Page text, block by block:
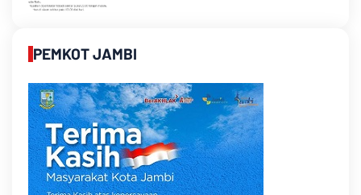
PEMKOT JAMBI